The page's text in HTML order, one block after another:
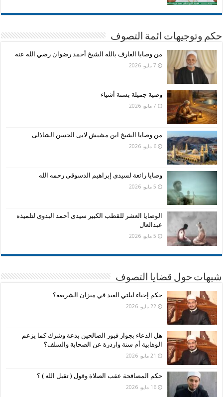
حكم وتوجيهات ائمة التصوف
من وصايا العارف بالله الشيخ أحمد رضوان رضي الله عنه
7 مايو، 2026
وصية جميلة بستة أشياء
7 مايو، 2026
من وصايا الشيخ ابن مشيش لابى الحسن الشاذلى
6 مايو، 2026
وصايا رائعة لسيدى إبراهيم الدسوقى رحمه الله
5 مايو، 2026
الوصايا العشر للقطب الكبير سيدى أحمد البدوى لتلميذه
عبدالعال
5 مايو، 2026
شبهات حول قضايا التصوف
حكم إحياء ليلتي العيد في ميزان الشريعة؟
22 مايو، 2026
هل الدعاء بجوار قبور الصالحين بدعة وشرك كما يزعم
الوهابية أم سنة واردرة عن الصحابة والسلف؟
21 مايو، 2026
حكم المصافحة عقب الصلاة وقول ( تقبل الله ) ؟
16 مايو، 2026